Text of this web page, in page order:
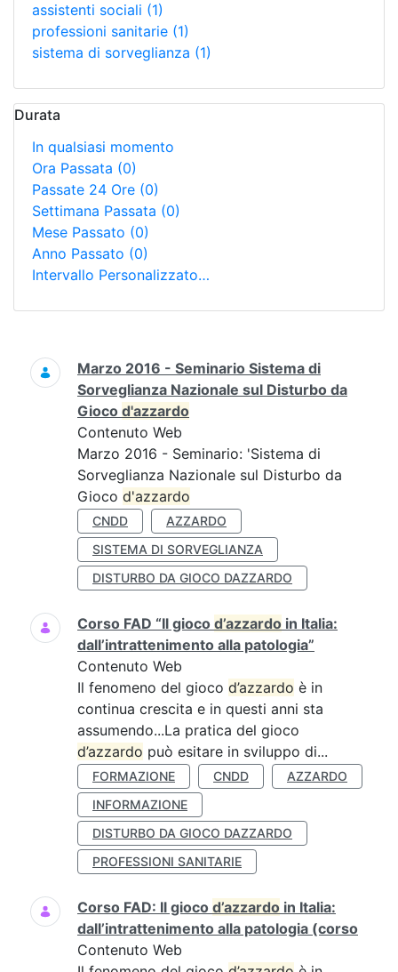
assistenti sociali (1)
professioni sanitarie (1)
sistema di sorveglianza (1)
Durata
In qualsiasi momento
Ora Passata (0)
Passate 24 Ore (0)
Settimana Passata (0)
Mese Passato (0)
Anno Passato (0)
Intervallo Personalizzato…
Ricerca
Marzo 2016 - Seminario Sistema di
Sorveglianza Nazionale sul Disturbo da
Gioco d'azzardo
Contenuto Web
Marzo 2016 - Seminario: 'Sistema di
Sorveglianza Nazionale sul Disturbo da
Gioco d'azzardo
CNDD
AZZARDO
SISTEMA DI SORVEGLIANZA
DISTURBO DA GIOCO DAZZARDO
Corso FAD “Il gioco d’azzardo in Italia:
dall’intrattenimento alla patologia”
Contenuto Web
Il fenomeno del gioco d’azzardo è in
continua crescita e in questi anni sta
assumendo...La pratica del gioco
d’azzardo può esitare in sviluppo di...
FORMAZIONE CNDD
AZZARDO
INFORMAZIONE
DISTURBO DA GIOCO DAZZARDO
PROFESSIONI SANITARIE
Corso FAD: Il gioco d’azzardo in Italia:
dall’intrattenimento alla patologia (corso
Contenuto Web